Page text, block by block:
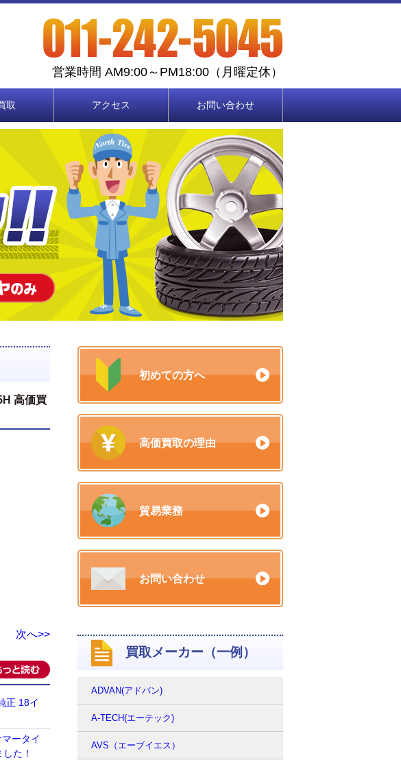
営業時間 AM9:00～PM18:00（月曜定休）
取 アクセス お問い合わせ
高価買
次へ>>
正 18イ
ータイ
た！
初めての方へ
高価買取の理由
貿易業務
お問い合わせ
買取メーカー（一例）
ADVAN(アドバン)
A-TECH(エーテック)
AVS（エーブイエス）